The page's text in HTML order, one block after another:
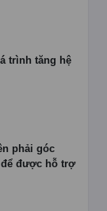
trình tăng hệ
phải góc
được hỗ trợ